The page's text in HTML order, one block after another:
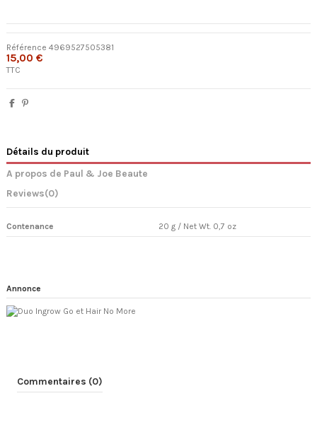
Référence 4969527505381
15,00 €
TTC
Détails du produit
A propos de Paul & Joe Beaute
Reviews(0)
Contenance 20 g / Net Wt. 0,7 oz
Annonce
Commentaires (0)